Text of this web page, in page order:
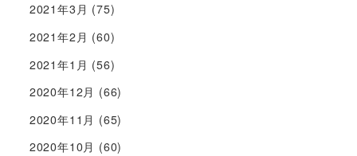
2021年3月 (75)
2021年2月 (60)
2021年1月 (56)
2020年12月 (66)
2020年11月 (65)
2020年10月 (60)